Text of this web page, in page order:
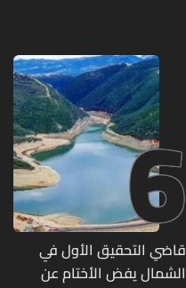
6
قاضي التحقيق الأول في
الشمال يفض الأختام عن